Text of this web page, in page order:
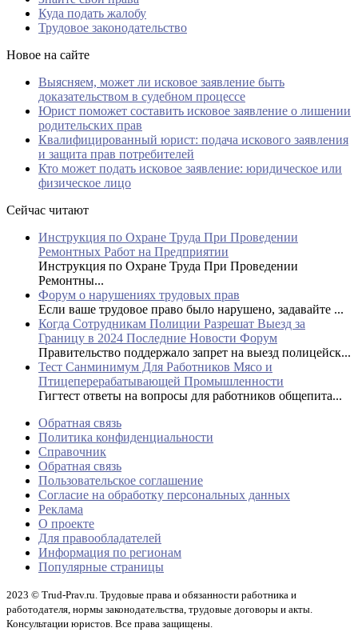
Куда подать жалобу
Трудовое законодательство
Новое на сайте
Выясняем, может ли исковое заявление быть
доказательством в судебном процессе
Юрист поможет составить исковое заявление о лишении
родительских прав
Квалифицированный юрист: подача искового заявления
и защита прав потребителей
Кто может подать исковое заявление: юридическое или
физическое лицо
Сейчас читают
Инструкция по Охране Труда При Проведении
Ремонтных Работ на Предприятии
Инструкция по Охране Труда При Проведении
Ремонтны...
Форум о нарушениях трудовых прав
Если ваше трудовое право было нарушено, задавайте ...
Когда Сотрудникам Полиции Разрешат Выезд за
Границу в 2024 Последние Новости Форум
Правительство поддержало запрет на выезд полицейск...
Тест Санминимум Для Работников Мясо и
Птицеперерабатывающей Промышленности
Гигтест ответы на вопросы для работников общепита...
Обратная связь
Политика конфиденциальности
Справочник
Обратная связь
Пользовательское соглашение
Согласие на обработку персональных данных
Реклама
О проекте
Для правообладателей
Информация по регионам
Популярные страницы
2023 © Trud-Prav.ru. Трудовые права и обязанности работника и
работодателя, нормы законодательства, трудовые договоры и акты.
Консультации юристов. Все права защищены.